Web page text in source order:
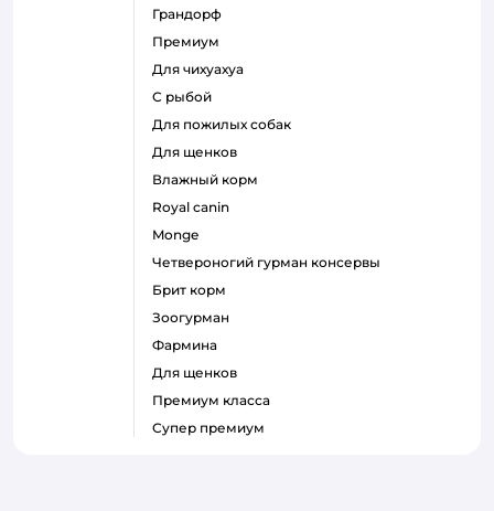
грандорф
премиум
для чихуахуа
с рыбой
для пожилых собак
для щенков
влажный корм
royal canin
monge
четвероногий гурман консервы
брит корм
зоогурман
фармина
для щенков
премиум класса
супер премиум